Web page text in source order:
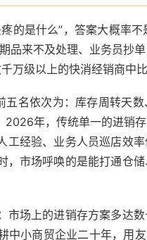
的是什么”，答案大概率不
品来不及处理、业务员抄单
级以上的快消经销商中比
名依次为：库存周转天
年，传统单一的进销
经验、业务人员巡店效
，市场呼唤的是能打通仓
市场上的进销存方案多达
中小商贸企业二十年，用